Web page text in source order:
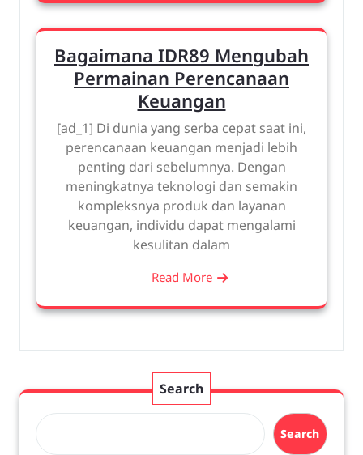
Bagaimana IDR89 Mengubah
Permainan Perencanaan
Keuangan
[ad_1] Di dunia yang serba cepat saat ini,
perencanaan keuangan menjadi lebih
penting dari sebelumnya. Dengan
meningkatnya teknologi dan semakin
kompleksnya produk dan layanan
keuangan, individu dapat mengalami
kesulitan dalam
Read More
Search
Search